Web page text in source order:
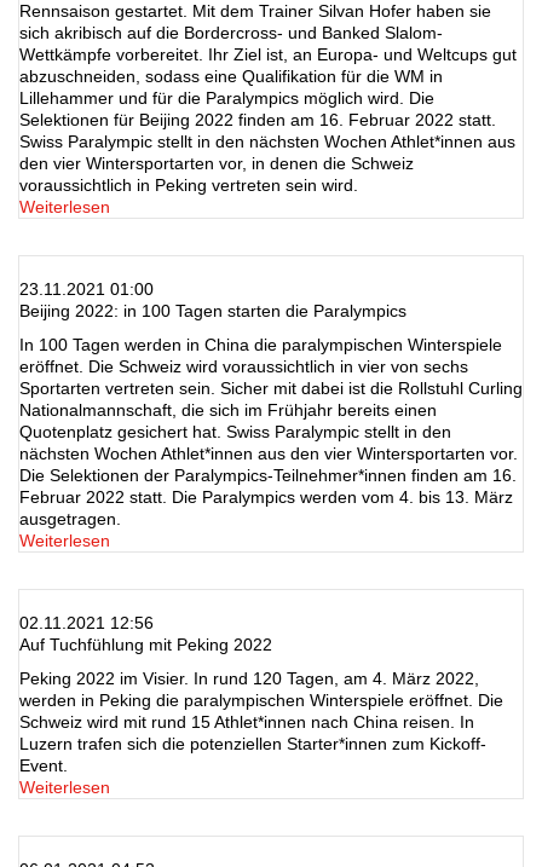
Rennsaison gestartet. Mit dem Trainer Silvan Hofer haben sie
sich akribisch auf die Bordercross- und Banked Slalom-
Wettkämpfe vorbereitet. Ihr Ziel ist, an Europa- und Weltcups gut
abzuschneiden, sodass eine Qualifikation für die WM in
Lillehammer und für die Paralympics möglich wird. Die
Selektionen für Beijing 2022 finden am 16. Februar 2022 statt.
Swiss Paralympic stellt in den nächsten Wochen Athlet*innen aus
den vier Wintersportarten vor, in denen die Schweiz
voraussichtlich in Peking vertreten sein wird.
Weiterlesen
23.11.2021 01:00
Beijing 2022: in 100 Tagen starten die Paralympics
In 100 Tagen werden in China die paralympischen Winterspiele
eröffnet. Die Schweiz wird voraussichtlich in vier von sechs
Sportarten vertreten sein. Sicher mit dabei ist die Rollstuhl Curling
Nationalmannschaft, die sich im Frühjahr bereits einen
Quotenplatz gesichert hat. Swiss Paralympic stellt in den
nächsten Wochen Athlet*innen aus den vier Wintersportarten vor.
Die Selektionen der Paralympics-Teilnehmer*innen finden am 16.
Februar 2022 statt. Die Paralympics werden vom 4. bis 13. März
ausgetragen.
Weiterlesen
02.11.2021 12:56
Auf Tuchfühlung mit Peking 2022
Peking 2022 im Visier. In rund 120 Tagen, am 4. März 2022,
werden in Peking die paralympischen Winterspiele eröffnet. Die
Schweiz wird mit rund 15 Athlet*innen nach China reisen. In
Luzern trafen sich die potenziellen Starter*innen zum Kickoff-
Event.
Weiterlesen